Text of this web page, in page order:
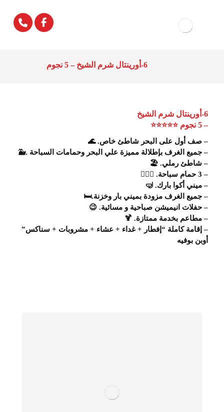
6-أورينتال شرم الشيخ – 5 نجوم
6-أورينتال شرم الشيخ
– 5 نجوم ⭐⭐⭐⭐⭐
– صف أول على البحر شاطئ خاص. 🌊
– جميع الغرف بإطلالة مميزة علي البحر وحمامات السباحة .🐳
– شاطئ رملي. 🏖
– 3 حمام سباحة. 🏊🏻‍♀️
– ميني أكوا بارك. 🤿
– جميع الغرف مزودة بميني بار وخزنة.🛏
– حفلات انيميشن صباحية و مسائية. 😉
– مطاعم بخدمة ممتازة. 🍹
– إقامة كاملة “إفطار + غداء + عشاء + مشروبات + سناكس”
أوبن بوفيه